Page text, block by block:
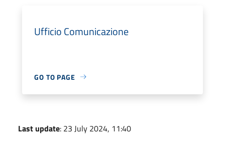
Ufficio Comunicazione
GO TO PAGE
Last update: 23 July 2024, 11:40